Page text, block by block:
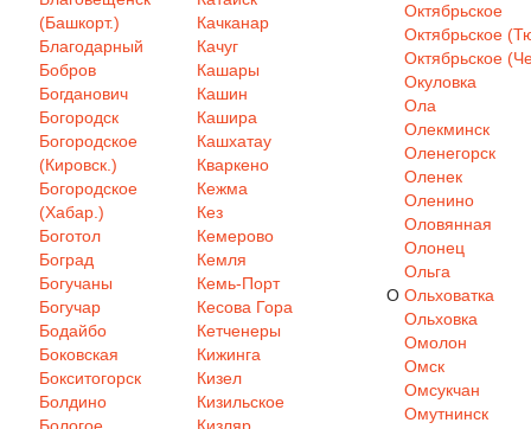
(Башкорт.)
Благодарный
Бобров
Богданович
Богородск
Богородское
(Кировск.)
Богородское
(Хабар.)
Боготол
Боград
Богучаны
Богучар
Бодайбо
Боковская
Бокситогорск
Болдино
Качканар
Качуг
Кашары
Кашин
Кашира
Кашхатау
Кваркено
Кежма
Кез
Кемерово
Кемля
Кемь-Порт
Кесова Гора
Кетченеры
Кижинга
Кизел
Кизильское
О
Октябрьское
Октябрьское
Октябрьское
Окуловка
Ола
Олекминск
Оленегорск
Оленек
Оленино
Оловянная
Олонец
Ольга
Ольховатка
Ольховка
Омолон
Омск
Омсукчан
Омутнинск